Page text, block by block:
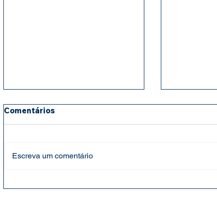
Comentários
Escreva um comentário